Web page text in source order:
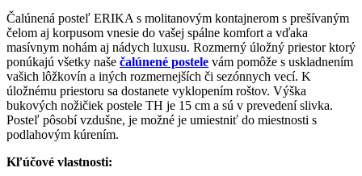
Čalúnená posteľ ERIKA s molitanovým kontajnerom s prešívaným
čelom aj korpusom vnesie do vašej spálne komfort a vďaka
masívnym nohám aj nádych luxusu. Rozmerný úložný priestor ktorý
ponúkajú všetky naše čalúnené postele vám pomôže s uskladnením
vašich lôžkovín a iných rozmernejších či sezónnych vecí. K
úložnému priestoru sa dostanete vyklopením roštov. Výška
bukových nožičiek postele TH je 15 cm a sú v prevedení slivka.
Posteľ pôsobí vzdušne, je možné je umiestniť do miestnosti s
podlahovým kúrením.
Kľúčové vlastnosti: